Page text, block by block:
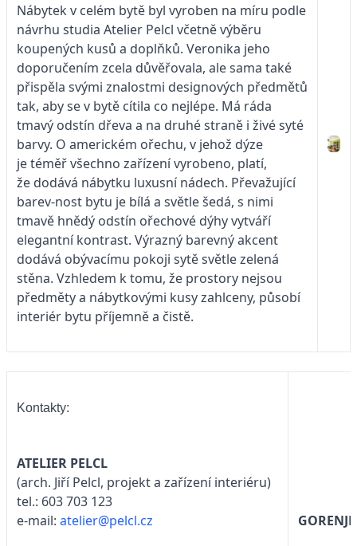
Nábytek v celém bytě byl vyroben na míru podle
návrhu studia Atelier Pelcl včetně výběru
koupených kusů a doplňků. Veronika jeho
doporučením zcela důvěřovala, ale sama také
přispěla svými znalostmi designových předmětů
tak, aby se v bytě cítila co nejlépe. Má ráda
tmavý odstín dřeva a na druhé straně i živé syté
barvy. O americkém ořechu, v jehož dýze
je téměř všechno zařízení vyrobeno, platí,
že dodává nábytku luxusní nádech. Převažující
barev-nost bytu je bílá a světle šedá, s nimi
tmavě hnědý odstín ořechové dýhy vytváří
elegantní kontrast. Výrazný barevný akcent
dodává obývacímu pokoji sytě světle zelená
stěna. Vzhledem k tomu, že prostory nejsou
předměty a nábytkovými kusy zahlceny, působí
interiér bytu příjemně a čistě.
Kontakty:
ATELIER PELCL
(arch. Jiří Pelcl, projekt a zařízení interiéru)
tel.: 603 703 123
e-mail: atelier@pelcl.cz
GORENJE